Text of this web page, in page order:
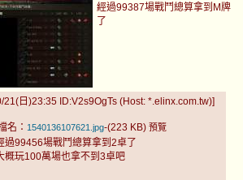
經過99387場戰鬥總算拿到M牌
了
日)23:35 ID:V2s9OgTs (Host: *.elinx.com.tw)]
名： 1540136107621.jpg-(223 KB) 預覽
過99456場戰鬥總算拿到2卓了
概玩100萬場也拿不到3卓吧